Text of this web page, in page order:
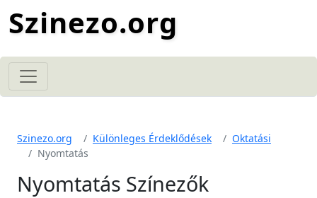
Szinezo.org
Szinezo.org Különleges Érdeklődések
Oktatási
Nyomtatás
Nyomtatás Színezők